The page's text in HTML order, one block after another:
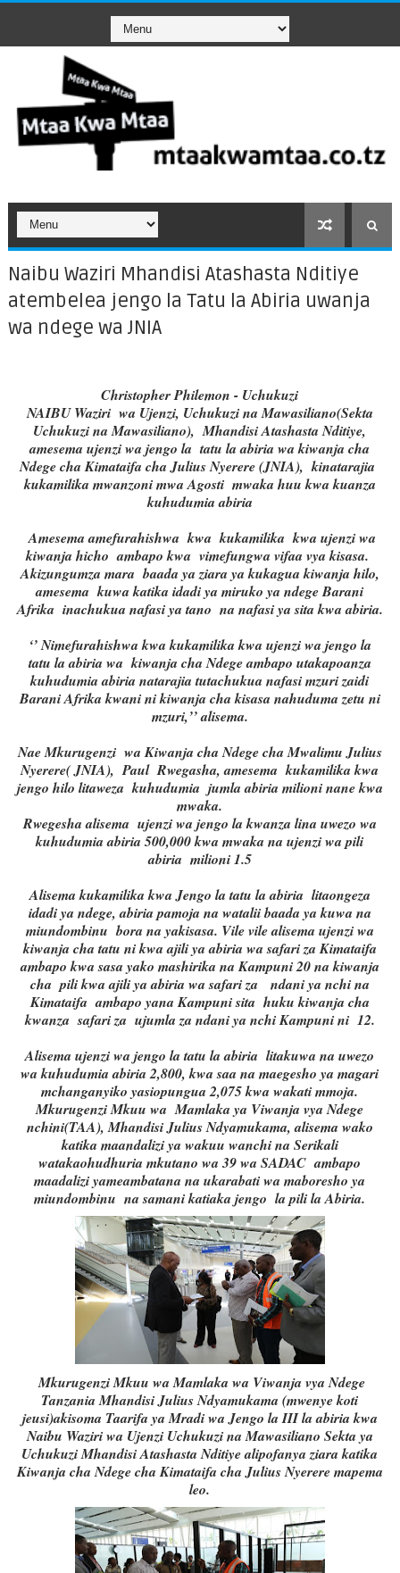
Naibu Waziri Mhandisi Atashasta Nditiye
atembelea jengo la Tatu la Abiria uwanja
wa ndege wa JNIA
Christopher Philemon - Uchukuzi
NAIBU Waziri wa Ujenzi, Uchukuzi na Mawasiliano(Sekta
Uchukuzi na Mawasiliano), Mhandisi Atashasta Nditiye,
amesema ujenzi wa jengo la tatu la abiria wa kiwanja cha
Ndege cha Kimataifa cha Julius Nyerere (JNIA), kinatarajia
kukamilika mwanzoni mwa Agosti mwaka huu kwa kuanza
kuhudumia abiria
Amesema amefurahishwa kwa kukamilika kwa ujenzi wa
kiwanja hicho ambapo kwa vimefungwa vifaa vya kisasa.
Akizungumza mara baada ya ziara ya kukagua kiwanja hilo,
amesema kuwa katika idadi ya miruko ya ndege Barani
Afrika inachukua nafasi ya tano na nafasi ya sita kwa abiria.
‘’ Nimefurahishwa kwa kukamilika kwa ujenzi wa jengo la
tatu la abiria wa kiwanja cha Ndege ambapo utakapoanza
kuhudumia abiria natarajia tutachukua nafasi mzuri zaidi
Barani Afrika kwani ni kiwanja cha kisasa nahuduma zetu ni
mzuri,’’ alisema.
Nae Mkurugenzi wa Kiwanja cha Ndege cha Mwalimu Julius
Nyerere( JNIA), Paul Rwegasha, amesema kukamilika kwa
jengo hilo litaweza kuhudumia jumla abiria milioni nane kwa
mwaka.
Rwegesha alisema ujenzi wa jengo la kwanza lina uwezo wa
kuhudumia abiria 500,000 kwa mwaka na ujenzi wa pili
abiria milioni 1.5
Alisema kukamilika kwa Jengo la tatu la abiria litaongeza
idadi ya ndege, abiria pamoja na watalii baada ya kuwa na
miundombinu bora na yakisasa. Vile vile alisema ujenzi wa
kiwanja cha tatu ni kwa ajili ya abiria wa safari za Kimataifa
ambapo kwa sasa yako mashirika na Kampuni 20 na kiwanja
cha pili kwa ajili ya abiria wa safari za ndani ya nchi na
Kimataifa ambapo yana Kampuni sita huku kiwanja cha
kwanza safari za ujumla za ndani ya nchi Kampuni ni 12.
Alisema ujenzi wa jengo la tatu la abiria litakuwa na uwezo
wa kuhudumia abiria 2,800, kwa saa na maegesho ya magari
mchanganyiko yasiopungua 2,075 kwa wakati mmoja.
Mkurugenzi Mkuu wa Mamlaka ya Viwanja vya Ndege
nchini(TAA), Mhandisi Julius Ndyamukama, alisema wako
katika maandalizi ya wakuu wanchi na Serikali
watakaohudhuria mkutano wa 39 wa SADAC ambapo
maadalizi yameambatana na ukarabati wa maboresho ya
miundombinu na samani katiaka jengo la pili la Abiria.
Mkurugenzi Mkuu wa Mamlaka wa Viwanja vya Ndege
Tanzania Mhandisi Julius Ndyamukama (mwenye koti
jeusi)akisoma Taarifa ya Mradi wa Jengo la III la abiria kwa
Naibu Waziri wa Ujenzi Uchukuzi na Mawasiliano Sekta ya
Uchukuzi Mhandisi Atashasta Nditiye alipofanya ziara katika
Kiwanja cha Ndege cha Kimataifa cha Julius Nyerere mapema
leo.